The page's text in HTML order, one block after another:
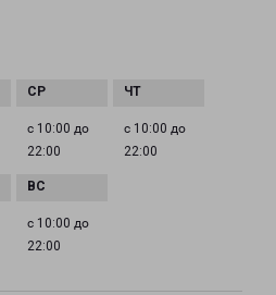
с 10:00 до
22:00
с 10:00 до
22:00
с 10:00 до
22:00